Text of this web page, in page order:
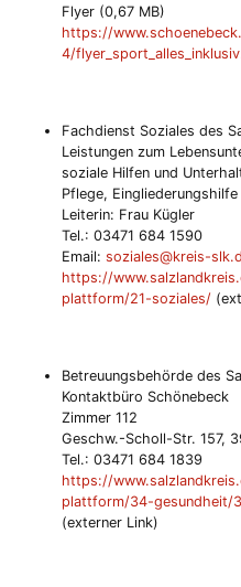
Flyer (0,67 MB)
https://
4/
Fachdienst Soziales des
Leistungen zum
soziale Hilfen und
Pflege, Eingliederungshilfe
Leiterin: Frau Kügler
Tel.: 03471 684 1590
Email: soziales@kreis-
https://
plattform/21-soziales/
Betreuungsbehörde des
Kontaktbüro Schönebeck
Zimmer 112
Geschw.-Scholl-Str. 157,
Tel.: 03471 684 1839
https://
plattform/34-gesundheit/
(externer Link)